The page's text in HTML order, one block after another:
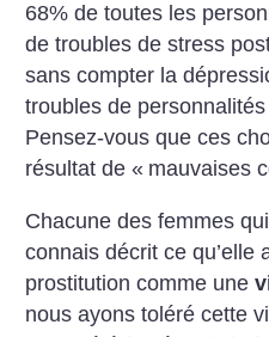
68% de toutes les
de troubles de stress
sans compter la
troubles de
Pensez-vous que ces
résultat de « mauvaises
Chacune des femmes
connais décrit ce qu’elle
prostitution comme une
nous ayons toléré cette